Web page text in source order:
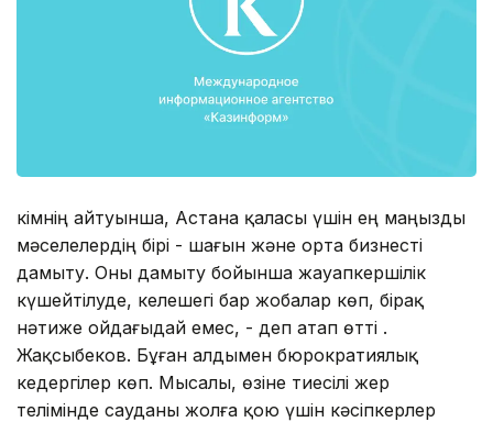
Әкімнің айтуынша, Астана қаласы үшін ең маңызды
мәселелердің бірі - шағын және орта бизнесті
дамыту. Оны дамыту бойынша жауапкершілік
күшейтілуде, келешегі бар жобалар көп, бірақ
нәтиже ойдағыдай емес, - деп атап өтті Ә.
Жақсыбеков. Бұған алдымен бюрократиялық
кедергілер көп. Мысалы, өзіне тиесілі жер
телімінде сауданы жолға қою үшін кәсіпкерлер